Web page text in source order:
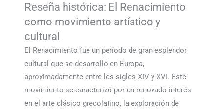
Reseña histórica: El Renacimiento
como movimiento artístico y
cultural
El Renacimiento fue un período de gran esplendor
cultural que se desarrolló en Europa,
aproximadamente entre los siglos XIV y XVI. Este
movimiento se caracterizó por un renovado interés
en el arte clásico grecolatino, la exploración de